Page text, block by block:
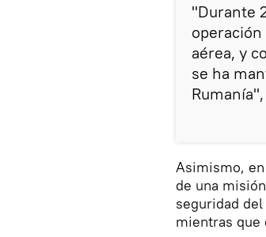
"Durante
aérea, y
se ha
Asimismo,
de una
seguridad
mientras que